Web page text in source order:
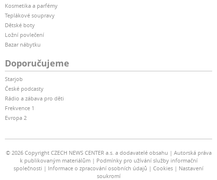
Kosmetika a parfémy
Teplákové soupravy
Dětské boty
Ložní povlečení
Bazar nábytku
Doporučujeme
Starjob
České podcasty
Rádio a zábava pro děti
Frekvence 1
Evropa 2
© 2026 Copyright CZECH NEWS CENTER a.s. a dodavatelé obsahu
Autorská práva
k publikovaným materiálům
Podmínky pro užívání služby informační
společnosti
Informace o zpracování osobních údajů Cookies
Nastavení
soukromí